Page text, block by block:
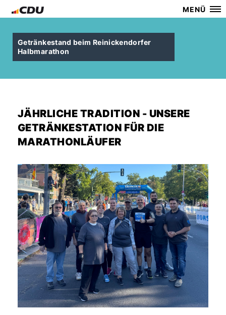
MENÜ
Getränkestand beim Reinickendorfer
Halbmarathon
JÄHRLICHE TRADITION - UNSERE
GETRÄNKESTATION FÜR DIE
MARATHONLÄUFER